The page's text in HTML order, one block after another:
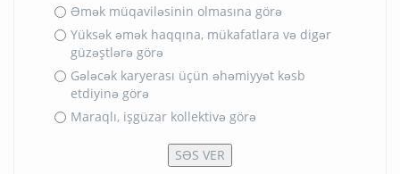
Əmək müqaviləsinin olmasına görə
Yüksək əmək haqqına, mükafatlara və digər
güzəştlərə görə
Gələcək karyerası üçün əhəmiyyət kəsb
etdiyinə görə
Maraqlı, işgüzar kollektivə görə